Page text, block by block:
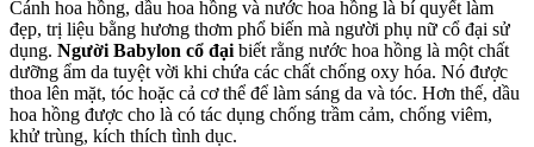
Cánh hoa hồng, dầu hoa hồng và nước hoa hồng là bí quyết làm
đẹp, trị liệu bằng hương thơm phổ biến mà người phụ nữ cổ đại sử
dụng. Người Babylon cổ đại biết rằng nước hoa hồng là một chất
dưỡng ẩm da tuyệt vời khi chứa các chất chống oxy hóa. Nó được
thoa lên mặt, tóc hoặc cả cơ thể để làm sáng da và tóc. Hơn thế, dầu
hoa hồng được cho là có tác dụng chống trầm cảm, chống viêm,
khử trùng, kích thích tình dục.